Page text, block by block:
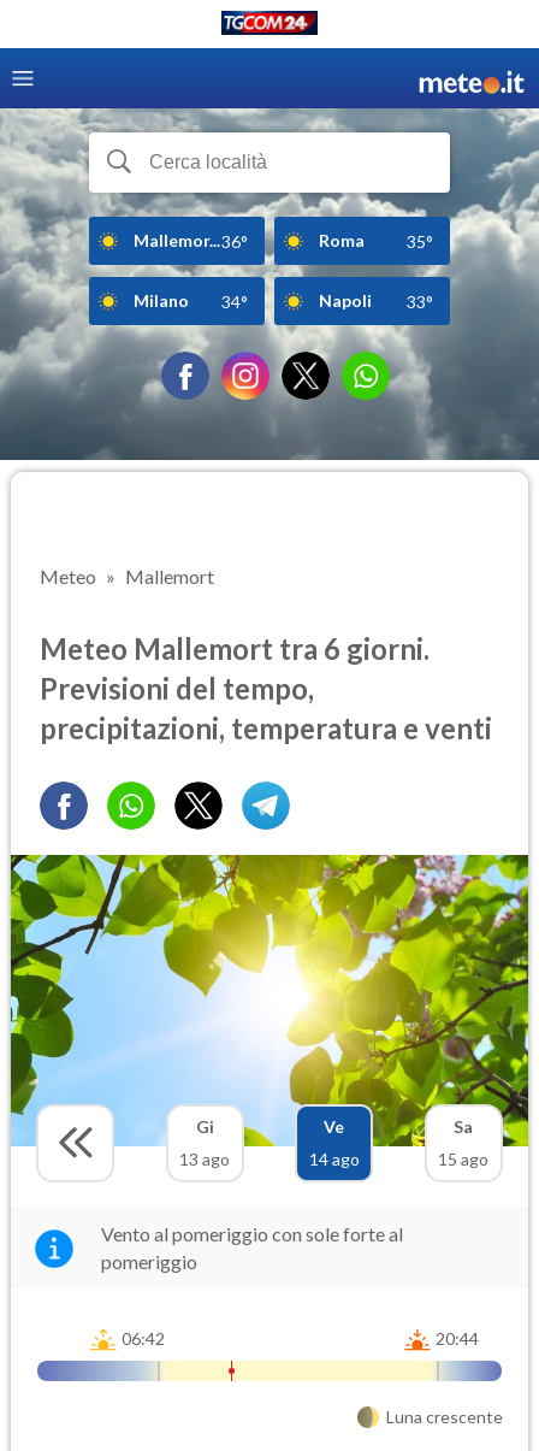
Mallemor...36° Roma 35°
Milano 34° Napoli 33°
Meteo Mallemort
Meteo Mallemort tra 6 giorni.
Previsioni del tempo,
precipitazioni, temperatura e venti
Gi
13 ago
Ve
14 ago
Sa
15 ago
Vento al pomeriggio con sole forte al
pomeriggio
06:42 20:44
Luna crescente